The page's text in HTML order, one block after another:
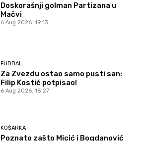
Doskorašnji golman Partizana u
Mačvi
6 Aug 2026. 19:13
FUDBAL
Za Zvezdu ostao samo pusti san:
Filip Kostić potpisao!
6 Aug 2026. 18:27
KOŠARKA
Poznato zašto Micić i Bogdanović